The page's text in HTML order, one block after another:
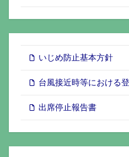
いじめ防止基本方針
台風接近時等における
出席停止報告書